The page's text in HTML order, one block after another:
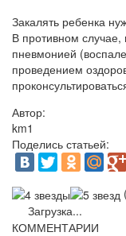
Закалять ребенка
В противном
пневмонией
проведением
Автор:
km1
Поделись статьей:
Загрузка...
КОММЕНТАРИИ